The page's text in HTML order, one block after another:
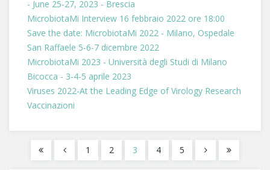
- June 25-27, 2023 - Brescia
MicrobiotaMi Interview 16 febbraio 2022 ore 18:00
Save the date: MicrobiotaMi 2022 - Milano, Ospedale
San Raffaele 5-6-7 dicembre 2022
MicrobiotaMi 2023 - Università degli Studi di Milano
Bicocca - 3-4-5 aprile 2023
Viruses 2022-At the Leading Edge of Virology Research
Vaccinazioni
1 2 3 4 5